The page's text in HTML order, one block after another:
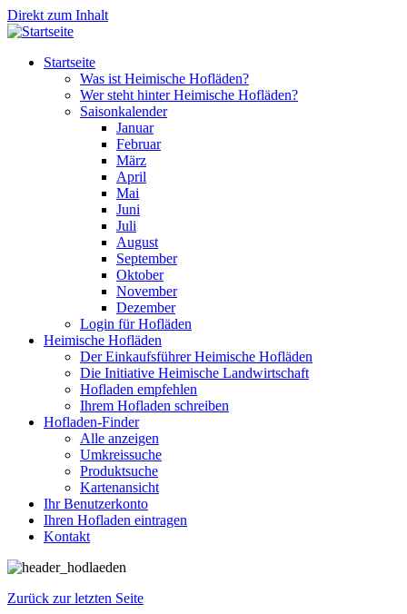
Direkt zum Inhalt
Startseite
Was ist Heimische Hofläden?
Wer steht hinter Heimische Hofläden?
Saisonkalender
Januar
Februar
März
April
Mai
Juni
Juli
August
September
Oktober
November
Dezember
Login für Hofläden
Heimische Hofläden
Der Einkaufsführer Heimische Hofläden
Die Initiative Heimische Landwirtschaft
Hofladen empfehlen
Ihrem Hofladen schreiben
Hofladen-Finder
Alle anzeigen
Umkreissuche
Produktsuche
Kartenansicht
Ihr Benutzerkonto
Ihren Hofladen eintragen
Kontakt
Zurück zur letzten Seite